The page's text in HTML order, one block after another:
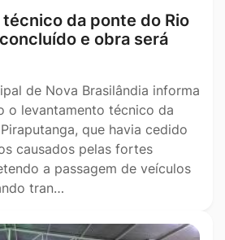
da ponte do Rio
e obra será
de Nova Brasilândia informa
o levantamento técnico da
que havia cedido
causados pelas fortes
a passagem de veículos
tran…